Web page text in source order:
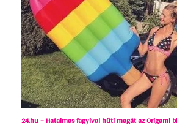
24.hu – Hatalmas fagyival hűti magát az Origami